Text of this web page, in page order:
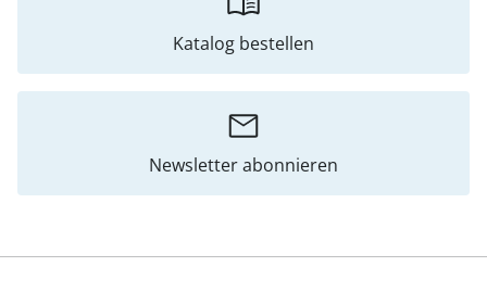
Katalog bestellen
Newsletter abonnieren